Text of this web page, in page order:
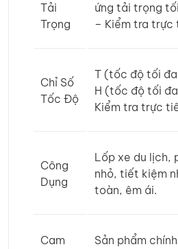
Tải
Trọng
ứng tải trọng
– Kiểm tra trực
Chỉ Số
Tốc Độ
T (tốc độ tối
H (tốc độ tối
Kiểm tra trực
Công
Dụng
Lốp xe du lịch,
nhỏ, tiết kiệm
toàn, êm ái.
Cam
Sản phẩm